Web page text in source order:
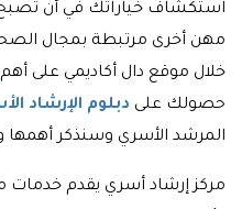
استكشاف خياراتك في أن
مهن أخرى مرتبطة بمجال
خلال موقع دال أكاديمي على أهم
حصولك على دبلوم الإرشاد
المرشد الأسري وسنذكر أهمها
مركز إرشاد أسري يقدم خدمات